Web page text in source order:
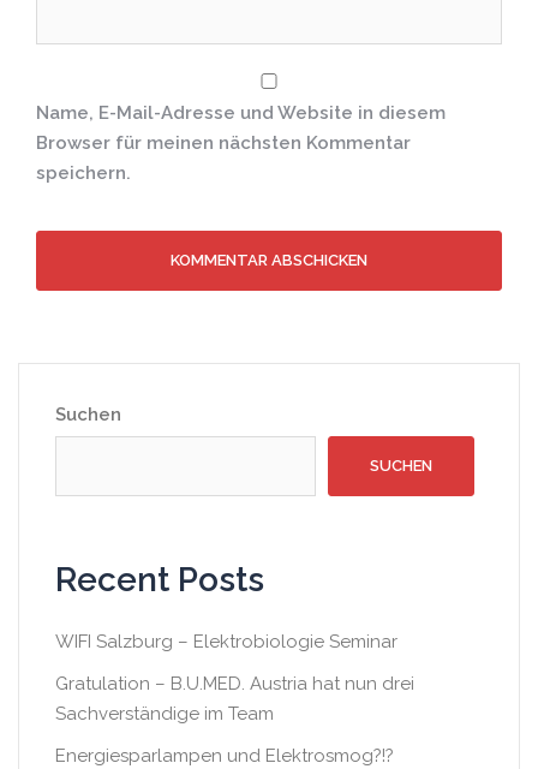
Name, E-Mail-Adresse und Website in diesem
Browser für meinen nächsten Kommentar
speichern.
Suchen
SUCHEN
Recent Posts
WIFI Salzburg – Elektrobiologie Seminar
Gratulation – B.U.MED. Austria hat nun drei
Sachverständige im Team
Energiesparlampen und Elektrosmog?!?